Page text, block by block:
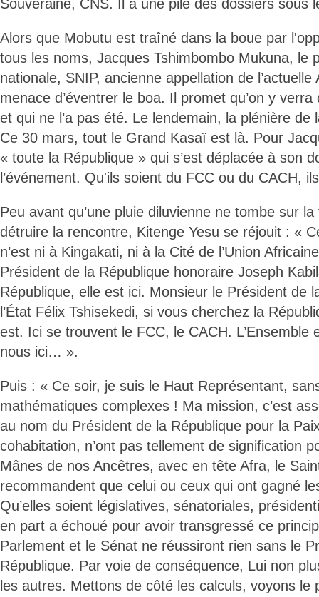
Souveraine, CNS. Il a une pile des dossiers sous
Alors que Mobutu est traîné dans la boue par
tous les noms, Jacques Tshimbombo Mukuna, le
nationale, SNIP, ancienne appellation de
menace d’éventrer le boa. Il promet qu’on y
et qui ne l’a pas été. Le lendemain, la plénière de
Ce 30 mars, tout le Grand Kasaï est là. Pour
« toute la République » qui s’est déplacée à son
l’événement. Qu'ils soient du FCC ou du CACH,
Peu avant qu’une pluie diluvienne ne tombe sur
détruire la rencontre, Kitenge Yesu se réjouit : «
n’est ni à Kingakati, ni à la Cité de l’Union
Président de la République honoraire Joseph
République, elle est ici. Monsieur le Président de
l’État Félix Tshisekedi, si vous cherchez la
est. Ici se trouvent le FCC, le CACH. L’Ensemble
nous ici… ».
Puis : « Ce soir, je suis le Haut Représentant,
mathématiques complexes ! Ma mission, c’est
au nom du Président de la République pour la
cohabitation, n’ont pas tellement de signification
Mânes de nos Ancêtres, avec en tête Afra, le
recommandent que celui ou ceux qui ont gagné
Qu’elles soient législatives, sénatoriales,
en part a échoué pour avoir transgressé ce
Parlement et le Sénat ne réussiront rien sans le
République. Par voie de conséquence, Lui non
les autres. Mettons de côté les calculs, voyons le